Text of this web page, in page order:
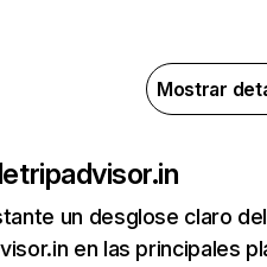
Mostrar
tripadvisor.in
un desglose claro
en las principales